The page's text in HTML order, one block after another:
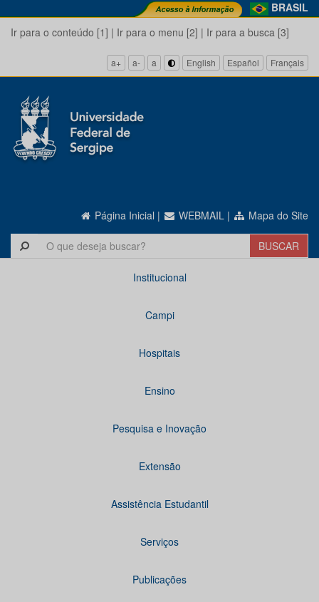
BRASIL
Ir para o conteúdo [1] | Ir para o menu [2] | Ir para a busca [3]
a+ a- a English Español Français
Página Inicial | WEBMAIL | Mapa do Site
Institucional
Campi
Hospitais
Ensino
Pesquisa e Inovação
Extensão
Assistência Estudantil
Serviços
Publicações